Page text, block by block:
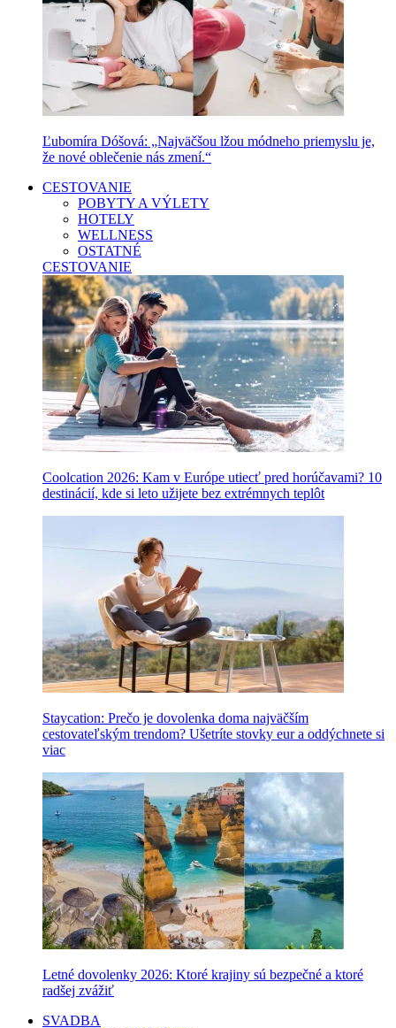
Ľubomíra Dóšová: „Najväčšou lžou módneho priemyslu je,
že nové oblečenie nás zmení.“
CESTOVANIE
POBYTY A VÝLETY
HOTELY
WELLNESS
OSTATNÉ
CESTOVANIE
Coolcation 2026: Kam v Európe utiecť pred horúčavami? 10
destinácií, kde si leto užijete bez extrémnych teplôt
Staycation: Prečo je dovolenka doma najväčším
cestovateľským trendom? Ušetríte stovky eur a oddýchnete si
viac
Letné dovolenky 2026: Ktoré krajiny sú bezpečné a ktoré
radšej zvážiť
SVADBA